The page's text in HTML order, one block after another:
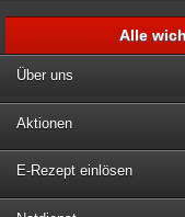
Alle
Über uns
Aktionen
E-Rezept einlösen